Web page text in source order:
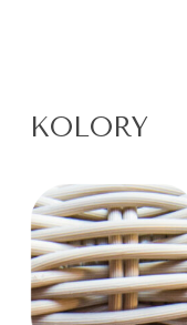
KOLORY